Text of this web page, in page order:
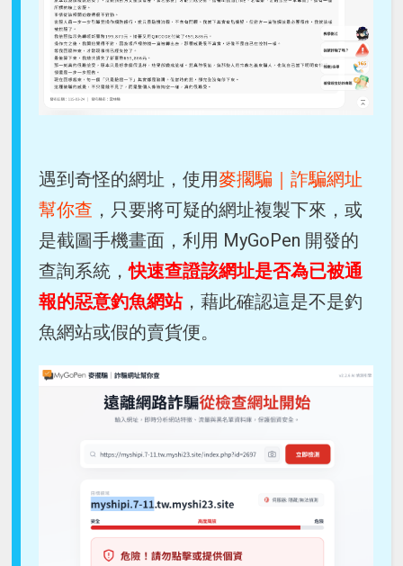
遇到奇怪的網址，使用麥擱騙｜詐騙網址
幫你查 ，只要將可疑的網址複製下來，或
是截圖手機畫面，利用 MyGoPen 開發的
查詢系統，快速查證該網址是否為已被通
報的惡意釣魚網站，藉此確認這是不是釣
魚網站或假的賣貨便。